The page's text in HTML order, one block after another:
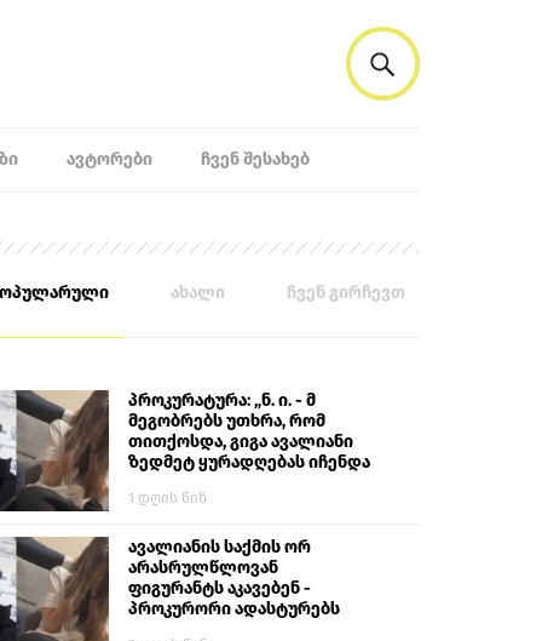
ᲐᲕᲢᲝᲠᲔᲑᲘ ᲩᲕᲔᲜ ᲨᲔᲡᲐᲮᲔᲑ
ახალი ჩვენ გირჩევთ
პროკურატურა: „ნ. ი. - მ
მეგობრებს უთხრა, რომ
თითქოსდა, გიგა ავალიანი
ზედმეტ ყურადღებას იჩენდა
ალექსანდრე გაბაშვილი
გიგა ავალიანს“
1 დღის წინ
ავალიანის საქმის ორ
არასრულწლოვან
ფიგურანტს აკავებენ -
პროკურორი ადასტურებს